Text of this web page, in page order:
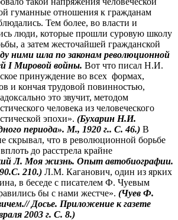
гуманные отношения к гражданам
Тем более, во власти и
люди, которые прошли суровую школу
а затем жесточайшей гражданской
ними шла по законам революционной
I Мировой войны. Вот что писал Н.И.
принуждение во всех формах,
и кончая трудовой повинностью,
это звучит, методом
человека из человеческого
эпохи». (Бухарин Н.И.
периода». М., 1920 г.. С. 46.) В
скрывал, что в революционной борьбе
до расстрела крайне
Л. Моя жизнь. Опыт автобиографии.
210.) Л.М. Каганович, один из ярких
в беседе с писателем Ф. Чуевым
бы с нами жестче». (Чуев Ф.
Досье. Приложение к газете
2003 г. С. 8.)